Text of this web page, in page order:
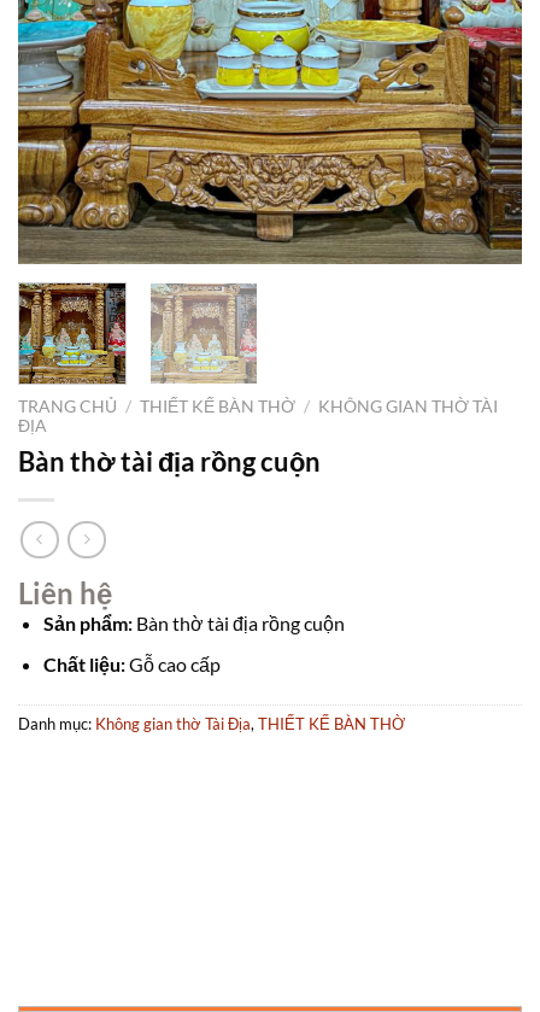
TRANG CHỦ / THIẾT KẾ BÀN THỜ / KHÔNG GIAN THỜ TÀI
ĐỊA
Bàn thờ tài địa rồng cuộn
Liên hệ
Sản phẩm:Bàn thờ tài địa rồng cuộn
Chất liệu:Gỗ cao cấp
Danh mục: Không gian thờ Tài Địa, THIẾT KẾ BÀN THỜ